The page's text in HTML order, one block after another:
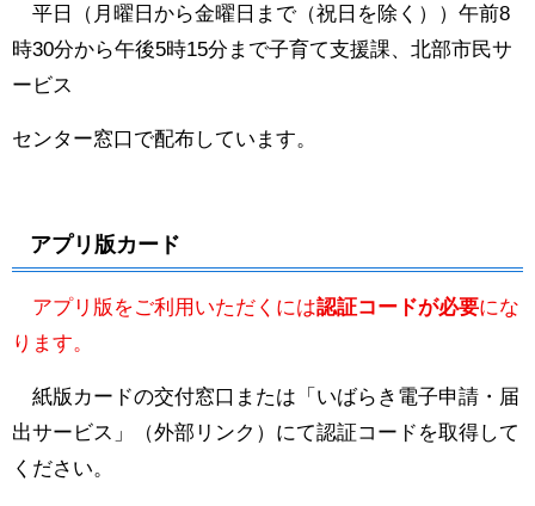
平日（月曜日から金曜日まで（祝日を除く））午前8
時30分から午後5時15分まで子育て支援課、北部市民サ
ービス
センター窓口で配布しています。
アプリ版カード
アプリ版をご利用いただくには認証コードが必要にな
ります。
紙版カードの交付窓口または「 いばらき電子申請・届
出サービス 」（外部リンク）にて認証コードを取得して
ください。